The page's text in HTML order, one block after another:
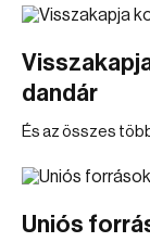
dandár
És az összes
Uniós